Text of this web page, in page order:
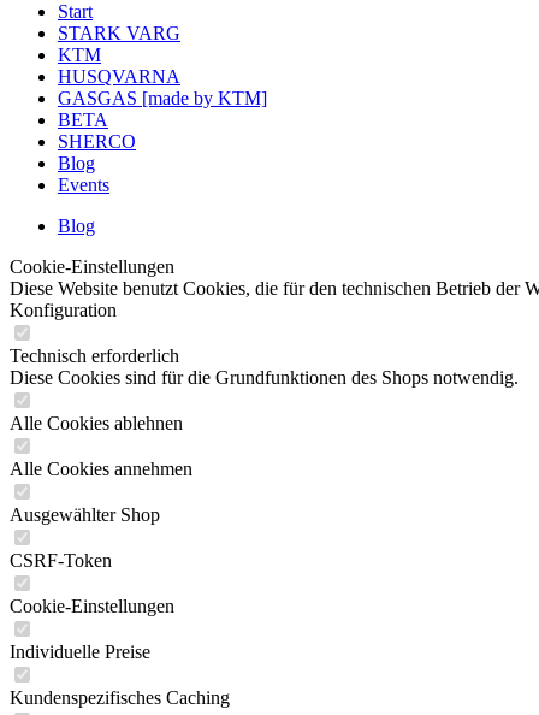
Start
STARK VARG
KTM
HUSQVARNA
GASGAS [made by KTM]
BETA
SHERCO
Blog
Events
Blog
Cookie-Einstellungen
Diese Website benutzt Cookies, die für den technischen Betrieb der
Konfiguration
Technisch erforderlich
Diese Cookies sind für die Grundfunktionen des Shops notwendig.
Alle Cookies ablehnen
Alle Cookies annehmen
Ausgewählter Shop
CSRF-Token
Cookie-Einstellungen
Individuelle Preise
Kundenspezifisches Caching